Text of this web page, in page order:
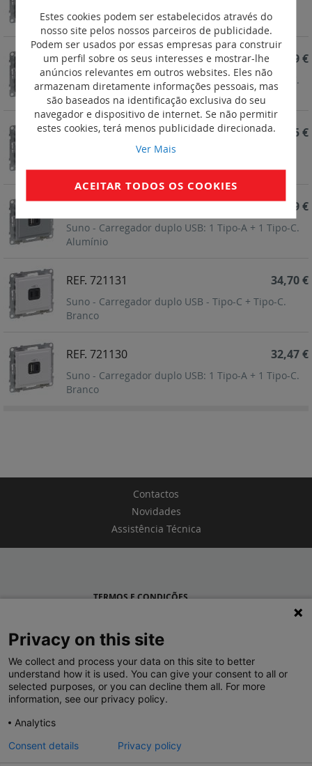
Preto mate
REF. 721430
Suno - Carregador duplo USB: 1 Tipo-A + 1 Tipo-C.
Preto mate
36,19 €
REF. 721331
Suno - Carregador duplo USB - Tipo-C + Tipo-C.
Alumínio
39,25 €
REF. 721330
Suno - Carregador duplo USB: 1 Tipo-A + 1 Tipo-C.
Alumínio
36,19 €
REF. 721131
Suno - Carregador duplo USB - Tipo-C + Tipo-C.
Branco
34,70 €
REF. 721130
Suno - Carregador duplo USB: 1 Tipo-A + 1 Tipo-C.
Branco
32,47 €
Contactos
Novidades
Assistência Técnica
Estes cookies podem ser estabelecidos através do
nosso site pelos nossos parceiros de publicidade.
Podem ser usados por essas empresas para construir
um perfil sobre os seus interesses e mostrar-lhe
anúncios relevantes em outros websites. Eles não
armazenam diretamente informações pessoais, mas
são baseados na identificação exclusiva do seu
navegador e dispositivo de internet. Se não permitir
estes cookies, terá menos publicidade direcionada.
Ver Mais
ACEITAR TODOS OS COOKIES
TERMOS E CONDIÇÕES
LEGRAND PORTUGAL
GRUPO LEGRAND NO MUNDO
Privacy on this site
We collect and process your data on this site to better
understand how it is used. You can give your consent to all or
selected purposes, or you can decline them all. For more
information, see our privacy policy.
Analytics
Consent details
Privacy policy